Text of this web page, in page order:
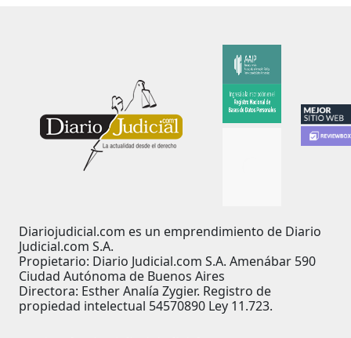
Diariojudicial.com es un emprendimiento de Diario
Judicial.com S.A.
Propietario: Diario Judicial.com S.A. Amenábar 590
Ciudad Autónoma de Buenos Aires
Directora: Esther Analía Zygier. Registro de
propiedad intelectual 54570890 Ley 11.723.